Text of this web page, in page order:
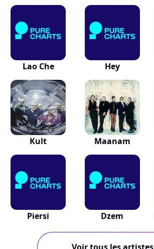
Lao Che Hey
Kult Maanam
Piersi Dzem